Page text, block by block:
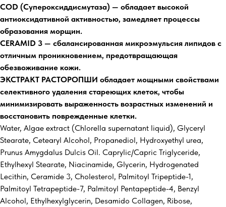
COD (Супероксиддисмутаза) — обладает высокой
антиоксидативной активностью, замедляет процессы
образования морщин.
СERAMID 3 — сбалансированная микроэмульсия липидов с
отличным проникновением, предотвращающая
обезвоживание кожи.
ЭКСТРАКТ РАСТОРОПШИ обладает мощными свойствами
селективного удаления стареющих клеток, чтобы
минимизировать выраженность возрастных изменений и
восстановить поврежденные клетки.
Water, Algae extract (Chlorella supernatant liquid), Glyceryl
Stearate, Cetearyl Alcohol, Propanediol, Hydroxyethyl urea,
Prunus Amygdalus Dulcis Oil. Caprylic/Capric Triglyceride,
Ethylhexyl Stearate, Niacinamide, Glycerin, Hydrogenated
Lecithin, Ceramide 3, Cholesterol, Palmitoyl Tripeptide-1,
Palmitoyl Tetrapeptide-7, Palmitoyl Pentapeptide-4, Benzyl
Alcohol, Ethylhexylglycerin, Desamido Collagen, Ribose,